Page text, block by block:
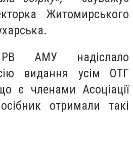
Житомирського
РВ АМУ надіслало
видання усім ОТГ
є членами Асоціації
отримали такі